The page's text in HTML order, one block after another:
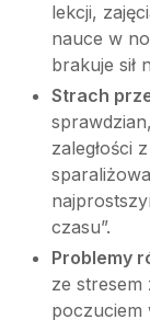
lekcji,
nauce w
brakuje sił
Strach
zaległości
czasu”.
Problemy
ze stresem
poczuciem